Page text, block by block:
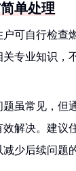
单处理
可自行检查
专业知识，
虽常见，但
解决。建议
少后续问题